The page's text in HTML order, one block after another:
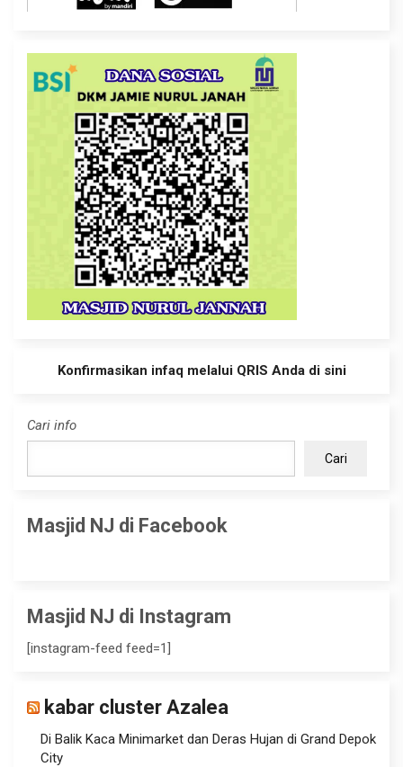
Konfirmasikan infaq melalui QRIS Anda di sini
Cari info
Cari
Masjid NJ di Facebook
Masjid NJ di Instagram
[instagram-feed feed=1]
kabar cluster Azalea
Di Balik Kaca Minimarket dan Deras Hujan di Grand Depok
City